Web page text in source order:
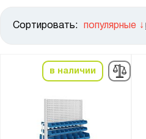
Сортировать: популярные
в наличии